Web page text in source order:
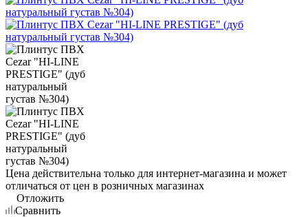
Цена действительна только для интернет-магазина и может
отличаться от цен в розничных магазинах
Отложить
Сравнить